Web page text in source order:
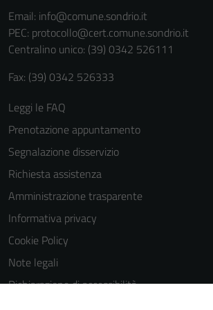
Email: info@comune.sondrio.it
PEC: protocollo@cert.comune.sondrio.it
Centralino unico: (39) 0342 526111
Fax: (39) 0342 526333
Leggi le FAQ
Prenotazione appuntamento
Segnalazione disservizio
Richiesta assistenza
Amministrazione trasparente
Informativa privacy
Cookie Policy
Note legali
Dichiarazione di accessibilità